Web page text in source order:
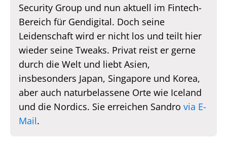
Security Group und nun aktuell im Fintech-
Bereich für Gendigital. Doch seine
Leidenschaft wird er nicht los und teilt hier
wieder seine Tweaks. Privat reist er gerne
durch die Welt und liebt Asien,
insbesonders Japan, Singapore und Korea,
aber auch naturbelassene Orte wie Iceland
und die Nordics. Sie erreichen Sandro via E-
Mail.